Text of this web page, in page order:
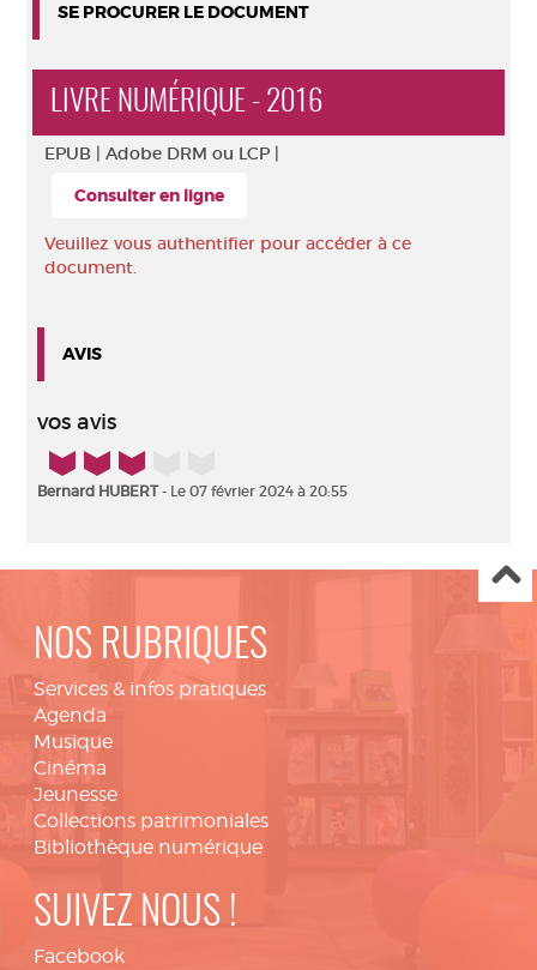
SE PROCURER LE DOCUMENT
LIVRE NUMÉRIQUE - 2016
EPUB | Adobe DRM ou LCP |
Consulter en ligne
Veuillez vous authentifier pour accéder à ce
document.
AVIS
vos avis
3/5
Bernard HUBERT- Le 07 février 2024 à 20:55
NOS RUBRIQUES
Services & infos pratiques
Agenda
Musique
Cinéma
Jeunesse
Collections patrimoniales
Bibliothèque numérique
SUIVEZ NOUS !
Facebook